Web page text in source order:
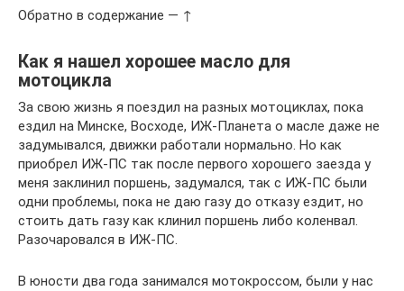
Обратно в содержание — ↑
Как я нашел хорошее масло для
мотоцикла
За свою жизнь я поездил на разных мотоциклах, пока
ездил на Минске, Восходе, ИЖ-Планета о масле даже не
задумывался, движки работали нормально. Но как
приобрел ИЖ-ПС так после первого хорошего заезда у
меня заклинил поршень, задумался, так с ИЖ-ПС были
одни проблемы, пока не даю газу до отказу ездит, но
стоить дать газу как клинил поршень либо коленвал.
Разочаровался в ИЖ-ПС.
В юности два года занимался мотокроссом, были у нас